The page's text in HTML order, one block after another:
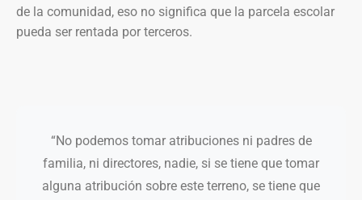
de la comunidad, eso no significa que la parcela escolar
pueda ser rentada por terceros.
“No podemos tomar atribuciones ni padres de
familia, ni directores, nadie, si se tiene que tomar
alguna atribución sobre este terreno, se tiene que